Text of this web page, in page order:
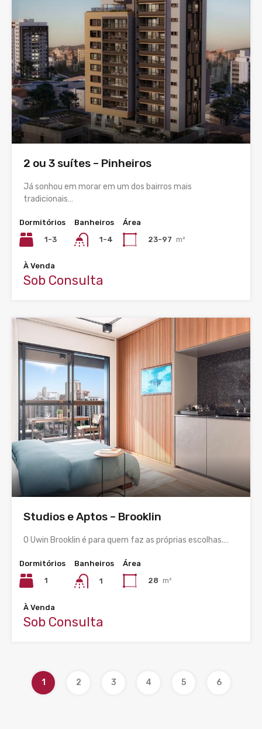
2 ou 3 suítes – Pinheiros
Já sonhou em morar em um dos bairros mais
tradicionais…
Dormitórios
1-3
Banheiros
1-4
Área
23-97 m²
À Venda
Sob Consulta
Studios e Aptos – Brooklin
O Uwin Brooklin é para quem faz as próprias escolhas.…
Dormitórios
1
Banheiros
1
Área
28 m²
À Venda
Sob Consulta
1 2 3 4 5 6